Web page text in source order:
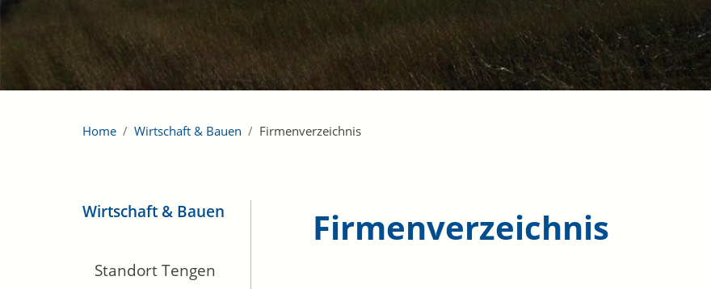
Home Wirtschaft & Bauen Firmenverzeichnis
Wirtschaft & Bauen
Standort Tengen
Firmenverzeichnis